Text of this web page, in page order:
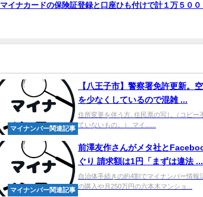
マイナカードの保険証登録と口座ひも付けで計１万５０
マイナンバー関連記事
【八王子市】警察署免許更新。
を少なくしているので混雑 ...
住所変更を伴う方. 住民票の写し（コピー
ていないもの。） マイ......
マイナンバー関連記事
前澤友作さんがメタ社と
ぐり 請求額は1円「まずは違法 ...
自治体手続きの約4割でマイナンバー情報
の購入や月250万円の六本木マンショ...